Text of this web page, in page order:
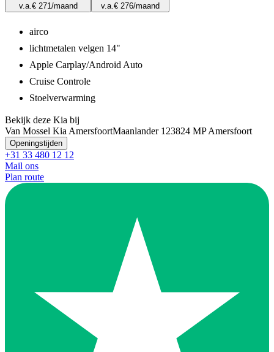
v.a.€ 271/maand
v.a.€ 276/maand
airco
lichtmetalen velgen 14"
Apple Carplay/Android Auto
Cruise Controle
Stoelverwarming
Bekijk deze Kia bij
Van Mossel Kia AmersfoortMaanlander 123824 MP Amersfoort
Openingstijden
+31 33 480 12 12
Mail ons
Plan route